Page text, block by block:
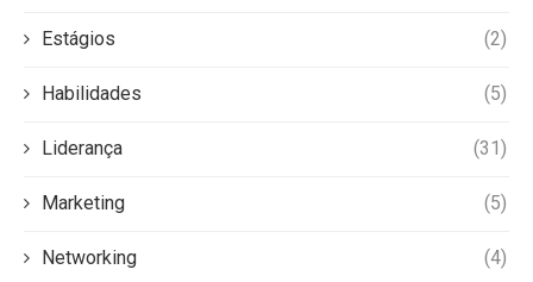
Estágios (2)
Habilidades (5)
Liderança (31)
Marketing (5)
Networking (4)